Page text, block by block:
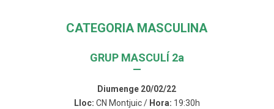
CATEGORIA MASCULINA
GRUP MASCULÍ 2a
—
Diumenge 20/02/22
Lloc: CN Montjuic / Hora: 19:30h